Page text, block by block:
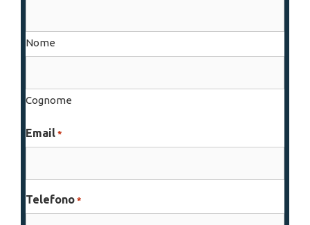
Nome
Cognome
Email *
Telefono *